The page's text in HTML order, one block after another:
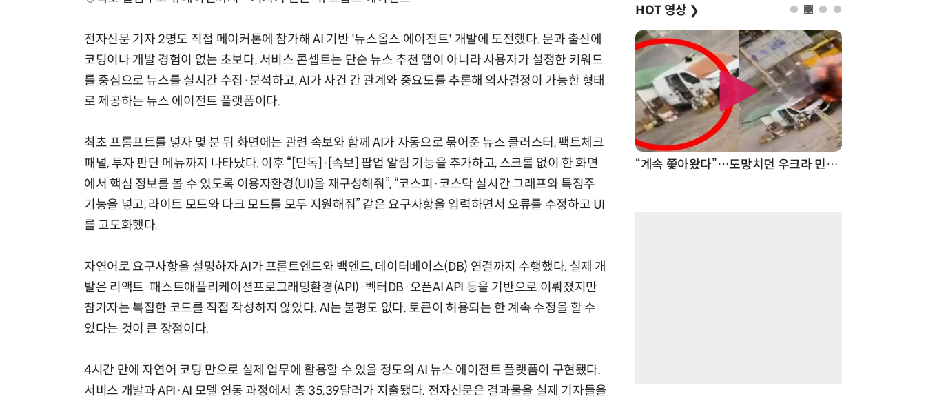
전자신문 기자 2명도 직접 메이커톤에 참가해 AI 기반 '뉴스옵스 에이전트' 개발에 도전했다. 문과 출신에
코딩이나 개발 경험이 없는 초보다. 서비스 콘셉트는 단순 뉴스 추천 앱이 아니라 사용자가 설정한 키워드
를 중심으로 뉴스를 실시간 수집·분석하고, AI가 사건 간 관계와 중요도를 추론해 의사결정이 가능한 형태
로 제공하는 뉴스 에이전트 플랫폼이다.
최초 프롬프트를 넣자 몇 분 뒤 화면에는 관련 속보와 함께 AI가 자동으로 묶어준 뉴스 클러스터, 팩트체크
패널, 투자 판단 메뉴까지 나타났다. 이후 “[단독]·[속보] 팝업 알림 기능을 추가하고, 스크롤 없이 한 화면
에서 핵심 정보를 볼 수 있도록 이용자환경(UI)을 재구성해줘”, “코스피·코스닥 실시간 그래프와 특징주
기능을 넣고, 라이트 모드와 다크 모드를 모두 지원해줘” 같은 요구사항을 입력하면서 오류를 수정하고 UI
를 고도화했다.
자연어로 요구사항을 설명하자 AI가 프론트엔드와 백엔드, 데이터베이스(DB) 연결까지 수행했다. 실제 개
발은 리액트·패스트애플리케이션프로그래밍환경(API)·벡터DB·오픈AI API 등을 기반으로 이뤄졌지만
참가자는 복잡한 코드를 직접 작성하지 않았다. AI는 불평도 없다. 토큰이 허용되는 한 계속 수정을 할 수
있다는 것이 큰 장점이다.
4시간 만에 자연어 코딩 만으로 실제 업무에 활용할 수 있을 정도의 AI 뉴스 에이전트 플랫폼이 구현됐다.
서비스 개발과 API·AI 모델 연동 과정에서 총 35.39달러가 지출됐다. 전자신문은 결과물을 실제 기자들을
HOT 영상 ❯
거미줄 쏘고 자동 회수까지…현실판 스파이더맨 웹 슈터 “계속 쫓아왔다”…도망치던 우크라 민간인 공격한 러 자폭 드론